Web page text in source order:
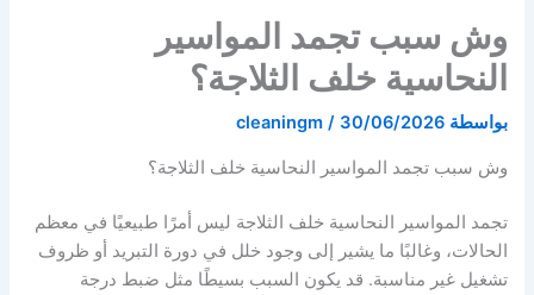
وش سبب تجمد المواسير
النحاسية خلف الثلاجة؟
بواسطة cleaningm / 30/06/2026
وش سبب تجمد المواسير النحاسية خلف الثلاجة؟
تجمد المواسير النحاسية خلف الثلاجة ليس أمرًا طبيعيًا في معظم
الحالات، وغالبًا ما يشير إلى وجود خلل في دورة التبريد أو ظروف
تشغيل غير مناسبة. قد يكون السبب بسيطًا مثل ضبط درجة